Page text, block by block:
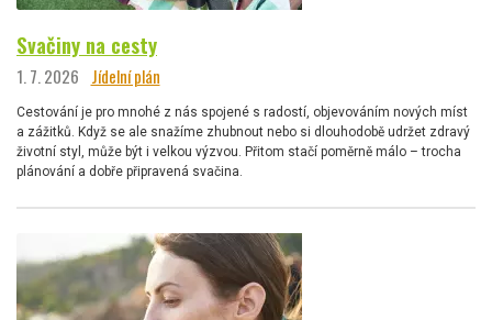
Svačiny na cesty
1. 7. 2026 Jídelní plán
Cestování je pro mnohé z nás spojené s radostí, objevováním nových míst
a zážitků. Když se ale snažíme zhubnout nebo si dlouhodobě udržet zdravý
životní styl, může být i velkou výzvou. Přitom stačí poměrně málo – trocha
plánování a dobře připravená svačina.